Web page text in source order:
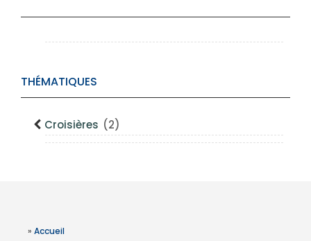
THÉMATIQUES
Croisières (2)
» Accueil